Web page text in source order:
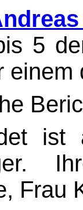
5
einem
ist
Frau